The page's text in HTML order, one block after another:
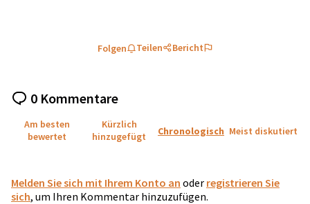
Folgen Teilen Bericht
0 Kommentare
Am besten
bewertet
Kürzlich
hinzugefügt
Chronologisch Meist diskutiert
Melden Sie sich mit Ihrem Konto an oder registrieren Sie
sich, um Ihren Kommentar hinzuzufügen.